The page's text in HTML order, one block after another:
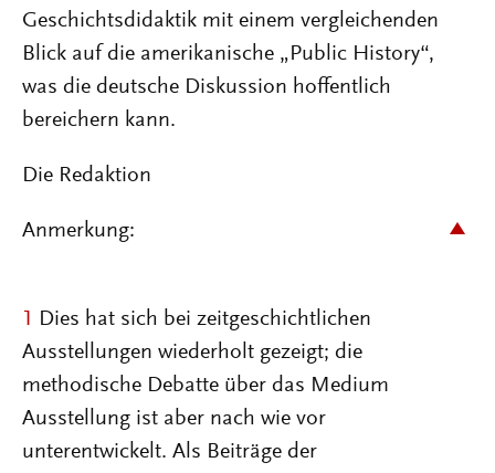
Geschichtsdidaktik mit einem vergleichenden
Blick auf die amerikanische „Public History“,
was die deutsche Diskussion hoffentlich
bereichern kann.
Die Redaktion
Anmerkung:
1 Dies hat sich bei zeitgeschichtlichen
Ausstellungen wiederholt gezeigt; die
methodische Debatte über das Medium
Ausstellung ist aber nach wie vor
unterentwickelt. Als Beiträge der